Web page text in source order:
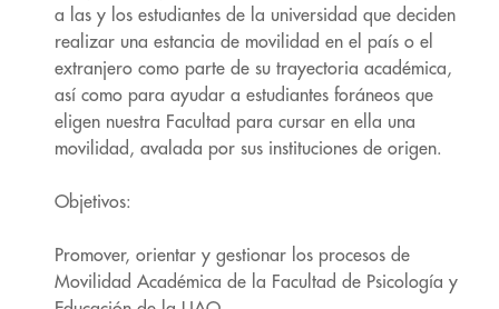
a las y los estudiantes de la universidad que deciden
realizar una estancia de movilidad en el país o el
extranjero como parte de su trayectoria académica,
así como para ayudar a estudiantes foráneos que
eligen nuestra Facultad para cursar en ella una
movilidad, avalada por sus instituciones de origen.
Objetivos:
Promover, orientar y gestionar los procesos de
Movilidad Académica de la Facultad de Psicología y